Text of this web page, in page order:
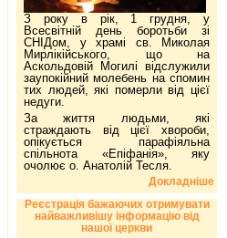
З року в рік, 1 грудня, у
Всесвітній день боротьби зі
СНІДом, у храмі св. Миколая
Мирлікійського, що на
Аскольдовій Могилі відслужили
заупокійний молебень на спомин
тих людей, які померли від цієї
недуги.
За життя людьми, які
страждають від цієї хвороби,
опікується парафіяльна
спільнота «Епіфанія», яку
очолює о. Анатолій Тесля.
Докладніше
Реєстрація бажаючих отримувати
найважливішу інформацію від
нашої церкви